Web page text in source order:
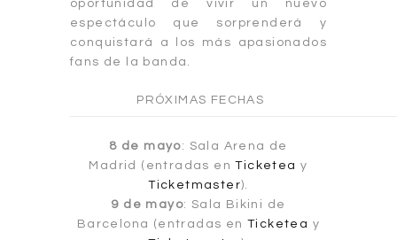
oportunidad de vivir un nuevo
espectáculo que sorprenderá y
conquistará a los más apasionados
fans de la banda.
PRÓXIMAS FECHAS
8 de mayo: Sala Arena de
Madrid (entradas enTicketea y
Ticketmaster).
9 de mayo: Sala Bikini de
Barcelona (entradas enTicketea y